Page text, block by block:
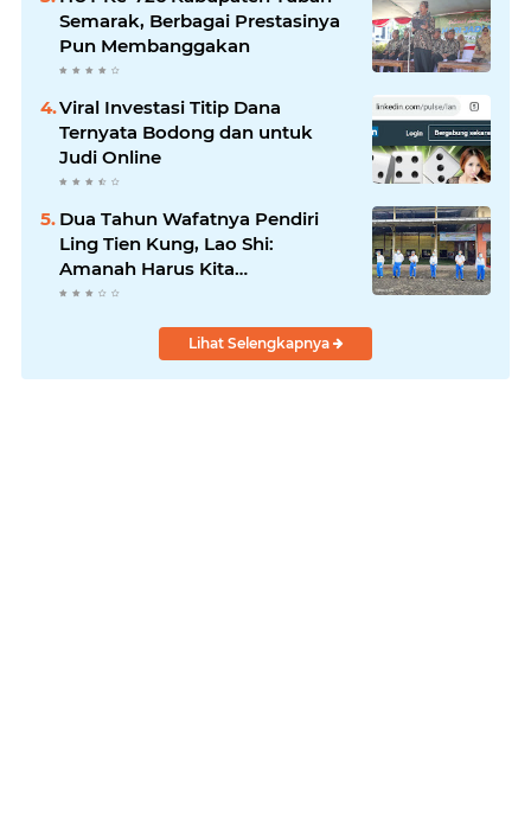
Semarak, Berbagai Prestasinya
Pun Membanggakan
Viral Investasi Titip Dana
Ternyata Bodong dan untuk
Judi Online
Dua Tahun Wafatnya Pendiri
Ling Tien Kung, Lao Shi:
Amanah Harus Kita
Laksanakan!
Lihat Selengkapnya